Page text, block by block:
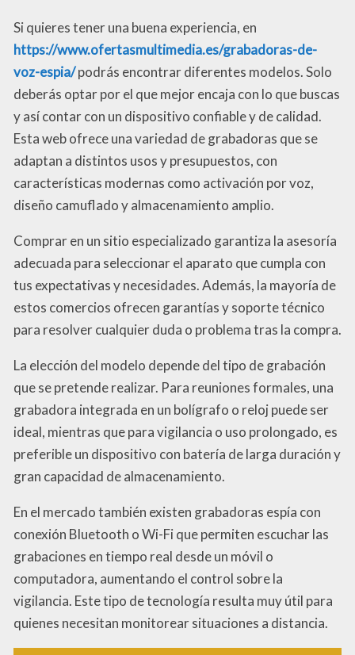
Si quieres tener una buena experiencia, en
https://www.ofertasmultimedia.es/grabadoras-de-
voz-espia/podrás encontrar diferentes modelos. Solo
deberás optar por el que mejor encaja con lo que buscas
y así contar con un dispositivo confiable y de calidad.
Esta web ofrece una variedad de grabadoras que se
adaptan a distintos usos y presupuestos, con
características modernas como activación por voz,
diseño camuflado y almacenamiento amplio.
Comprar en un sitio especializado garantiza la asesoría
adecuada para seleccionar el aparato que cumpla con
tus expectativas y necesidades. Además, la mayoría de
estos comercios ofrecen garantías y soporte técnico
para resolver cualquier duda o problema tras la compra.
La elección del modelo depende del tipo de grabación
que se pretende realizar. Para reuniones formales, una
grabadora integrada en un bolígrafo o reloj puede ser
ideal, mientras que para vigilancia o uso prolongado, es
preferible un dispositivo con batería de larga duración y
gran capacidad de almacenamiento.
En el mercado también existen grabadoras espía con
conexión Bluetooth o Wi-Fi que permiten escuchar las
grabaciones en tiempo real desde un móvil o
computadora, aumentando el control sobre la
vigilancia. Este tipo de tecnología resulta muy útil para
quienes necesitan monitorear situaciones a distancia.